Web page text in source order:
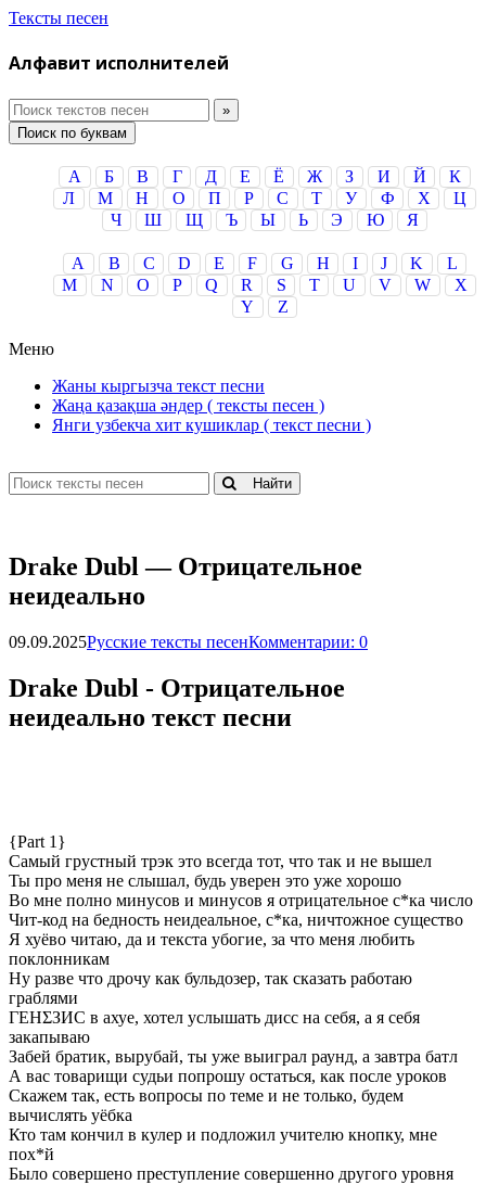
Тексты песен
Алфавит исполнителей
Поиск по буквам
А Б В Г Д Е Ё Ж З И Й
К
Л
М Н О П Р С Т У Ф Х
Ц
Ч
Ш Щ Ъ Ы Ь Э Ю Я
A B C D E F G H I J K
L
M
N O P Q R S T U V W
X
Y
Z
Меню
Жаны кыргызча текст песни
Жаңа қазақша әндер ( тексты песен )
Янги узбекча хит кушиклар ( текст песни )
Найти
Drаkе Dubl — Oтpицaтeльнoe
нeидeaльнo
09.09.2025Русские тексты песенКомментарии: 0
Drаkе Dubl - Oтpицaтeльнoe
нeидeaльнo текст песни
{Part 1}
Самый грустный трэк это всегда тот, что так и не вышел
Ты про меня не слышал, будь уверен это уже хорошо
Во мне полно минусов и минусов я отрицательное с*ка число
Чит-код на бедность неидеальное, с*ка, ничтожное существо
Я хуёво читаю, да и текста убогие, за что меня любить
поклонникам
Ну разве что дрочу как бульдозер, так сказать работаю
граблями
ГЕНΣЗИС в ахуе, хотел услышать дисс на себя, а я себя
закапываю
Забей братик, вырубай, ты уже выиграл раунд, а завтра батл
А вас товарищи судьи попрошу остаться, как после уроков
Скажем так, есть вопросы по теме и не только, будем
вычислять уëбка
Кто там кончил в кулер и подложил учителю кнопку, мне
пох*й
Было совершено преступление совершенно другого уровня